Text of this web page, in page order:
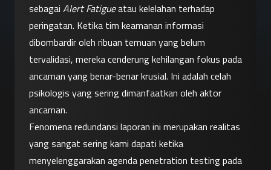
sebagai Alert Fatigue atau kelelahan terhadap
peringatan. Ketika tim keamanan informasi
dibombardir oleh ribuan temuan yang belum
tervalidasi, mereka cenderung kehilangan fokus pada
ancaman yang benar-benar krusial. Ini adalah celah
psikologis yang sering dimanfaatkan oleh aktor
ancaman.
Fenomena redundansi laporan ini merupakan realitas
yang sangat sering kami dapati ketika
menyelenggarakan agenda penetration testing pada